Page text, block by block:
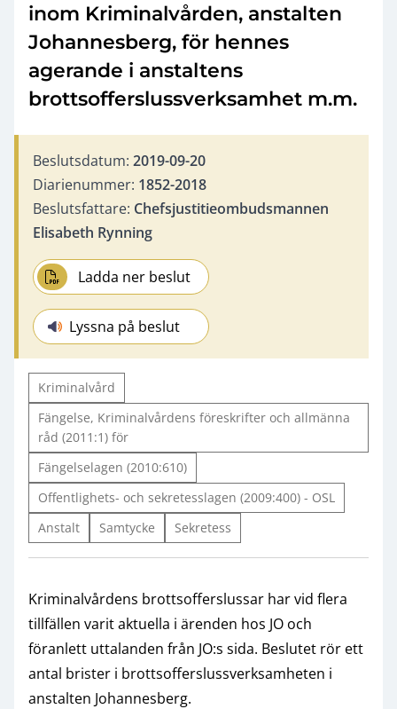
inom Kriminalvården, anstalten
Johannesberg, för hennes
agerande i anstaltens
brottsofferslussverksamhet m.m.
Beslutsdatum: 2019-09-20
Diarienummer: 1852-2018
Beslutsfattare: Chefsjustitieombudsmannen
Elisabeth Rynning
Ladda ner beslut
Lyssna på beslut
Kriminalvård
Fängelse, Kriminalvårdens föreskrifter och allmänna
råd (2011:1) för
Fängelselagen (2010:610)
Offentlighets- och sekretesslagen (2009:400) - OSL
Anstalt
Samtycke Sekretess
Kriminalvårdens brottsofferslussar har vid flera
tillfällen varit aktuella i ärenden hos JO och
föranlett uttalanden från JO:s sida. Beslutet rör ett
antal brister i brottsofferslussverksamheten i
anstalten Johannesberg.